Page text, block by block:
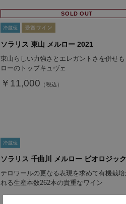
ソラリス 東山 メルロー 2021
東山らしい力強さとエレガントさを併せ
ローのトップキュヴェ
SOLD OUT
￥11,000
ソラリス 千曲川 メルロー ビオロジッ
テロワールの更なる表現を求めて有機栽培
れる生産本数262本の貴重なワイン
￥7,150